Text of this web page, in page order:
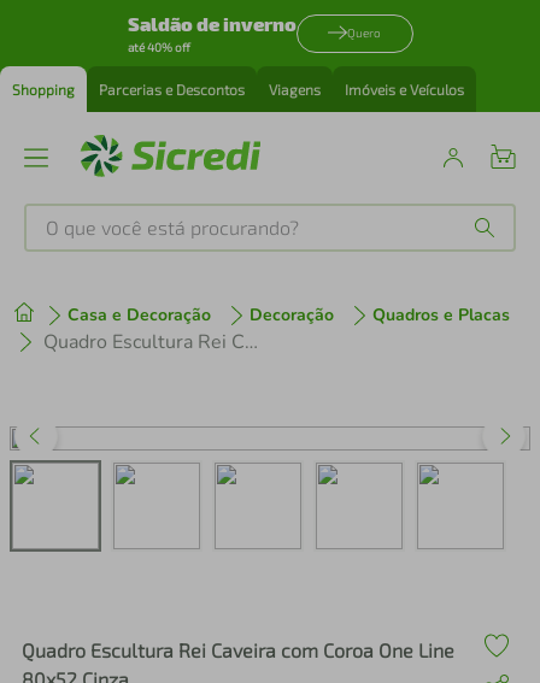
Saldão de inverno
até 40% off
Quero
Shopping Parcerias e Descontos Viagens Imóveis e Veículos
O que você está procurando?
Casa e Decoração Decoração Quadros e Placas
Quadro Escultura Rei Caveira com Coroa One Line 80x52 Cinza
Quadro Escultura Rei Caveira com Coroa One Line
1º tenis
perfume